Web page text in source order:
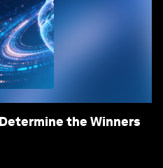
the Winners